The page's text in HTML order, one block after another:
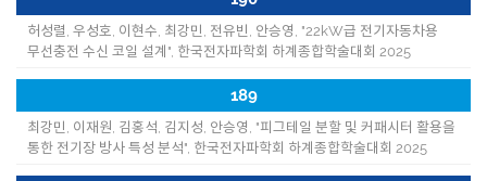
허성렬, 우성호, 이현수, 최강민, 전유빈, 안승영, "22kW급 전기자동차용
무선충전 수신 코일 설계", 한국전자파학회 하계종합학술대회 2025
189
최강민, 이재원, 김홍석, 김지성, 안승영, "피그테일 분할 및 커패시터 활용을
통한 전기장 방사 특성 분석", 한국전자파학회 하계종합학술대회 2025